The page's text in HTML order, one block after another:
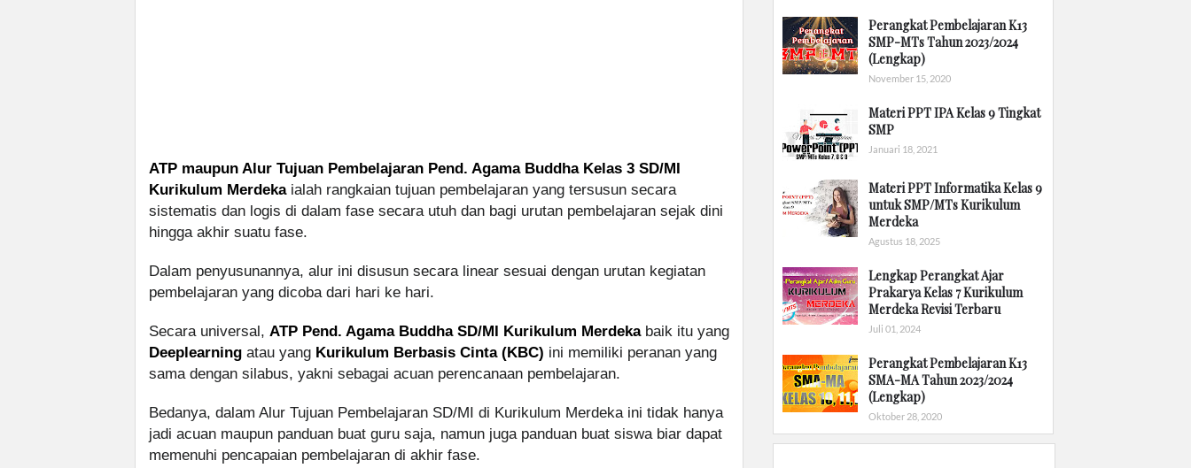
ATP maupun Alur Tujuan Pembelajaran Pend. Agama Buddha Kelas 3 SD/MI
Kurikulum Merdekaialah rangkaian tujuan pembelajaran yang tersusun secara
sistematis dan logis di dalam fase secara utuh dan bagi urutan pembelajaran sejak dini
hingga akhir suatu fase.
Dalam penyusunannya, alur ini disusun secara linear sesuai dengan urutan kegiatan
pembelajaran yang dicoba dari hari ke hari.
Secara universal, ATP Pend. Agama Buddha SD/MI Kurikulum Merdekabaik itu yang
Deeplearning atau yang Kurikulum Berbasis Cinta (KBC) ini memiliki peranan yang
sama dengan silabus, yakni sebagai acuan perencanaan pembelajaran.
Bedanya, dalam Alur Tujuan Pembelajaran SD/MI di Kurikulum Merdeka ini tidak hanya
jadi acuan maupun panduan buat guru saja, namun juga panduan buat siswa biar dapat
memenuhi pencapaian pembelajaran di akhir fase.
Perangkat Pembelajaran K13
SMP-MTs Tahun 2023/2024
(Lengkap)
November 15, 2020
Materi PPT IPA Kelas 9 Tingkat
SMP
Januari 18, 2021
Materi PPT Informatika Kelas 9
untuk SMP/MTs Kurikulum
Merdeka
Agustus 18, 2025
Lengkap Perangkat Ajar
Prakarya Kelas 7 Kurikulum
Merdeka Revisi Terbaru
Juli 01, 2024
Perangkat Pembelajaran K13
SMA-MA Tahun 2023/2024
(Lengkap)
Oktober 28, 2020